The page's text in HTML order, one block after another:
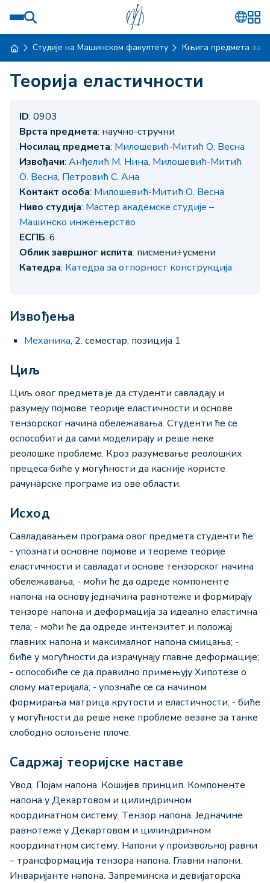
Студије на Машинском факултету Књига предмета за
Теорија еластичности
ID: 0903
Врста предмета: научно-стручни
Носилац предмета: Милошевић-Митић О. Весна
Извођачи: Анђелић М. Нина, Милошевић-Митић
О. Весна, Петровић С. Ана
Контакт особа: Милошевић-Митић О. Весна
Ниво студија: Мастер академске студије –
Машинско инжењерство
ЕСПБ: 6
Облик завршног испита: писмени+усмени
Катедра: Катедра за отпорност конструкција
Извођења
Механика, 2. семестар, позиција 1
Циљ
Циљ овог предмета је да студенти савладају и
разумеју појмове теорије еластичности и основе
тензорског начина обележавања. Студенти ће се
оспособити да сами моделирају и реше неке
реолошке проблеме. Кроз разумевање реолошких
прецеса биће у могућности да касније користе
рачунарске програме из ове области.
Исход
Савладавањем програма овог предмета студенти ће:
- упознати основне појмове и теореме теорије
еластичности и савладати основе тензорског начина
обележавања; - моћи ће да одреде компоненте
напона на основу једначина равнотеже и формирају
тензоре напона и деформација за идеално еластична
тела; - моћи ће да одреде интензитет и положај
главних напона и максималног напона смицања; -
биће у могућности да израчунају главне деформације;
- оспособиће се да правилно примењују Хипотезе о
слому материјала; - упознаће се са начином
формирања матрица крутости и еластичности; - биће
у могућности да реше неке проблеме везане за танке
слободно ослоњене плоче.
Садржај теоријске наставе
Увод. Појам напона. Кошијев принцип. Компоненте
напона у Декартовом и цилиндричном
координатном систему. Тензор напона. Једначине
равнотеже у Декартовом и цилиндричном
координатном систему. Напони у произвољној равни
– трансформација тензора напона. Главни напони.
Инваријанте напона. Запреминска и девијаторска